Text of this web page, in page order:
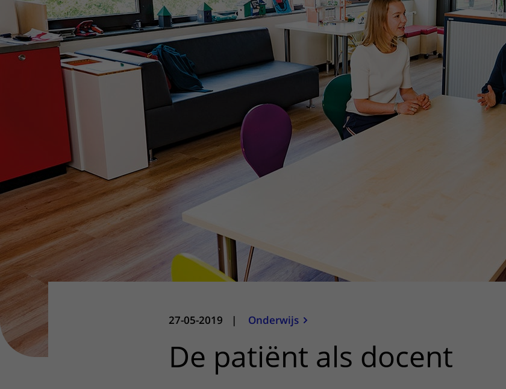
Het Wilhelmina
Kinderziekenhuis
Bezoektijden
Wijzigen patiëntgegevens
Contact met verpleegafdeling
Het Wilhelmina
Kinderziekenhuis
27-05-2019 | Onderwijs
De patiënt als docent